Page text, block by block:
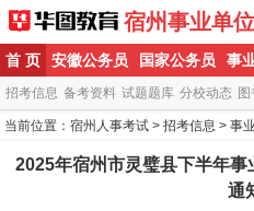
宿州事业单
首 页 安徽公务员 国家公务员 事
招考信息 备考资料 试题题库 分校动态
当前位置：宿州人事考试 >招考信息 >事
2025年宿州市灵璧县下半年
通